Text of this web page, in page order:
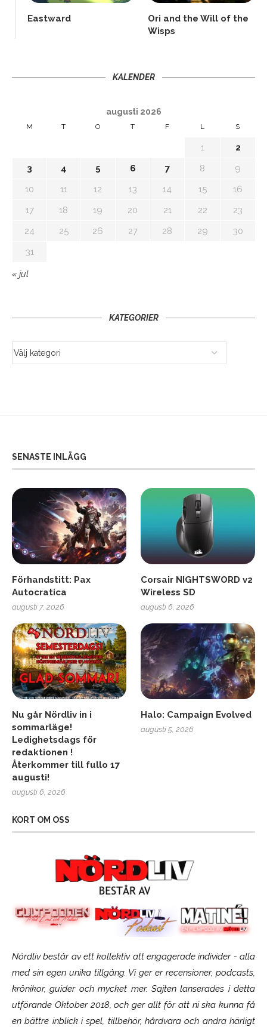
Eastward
Ori and the Will of the
Wisps
KALENDER
augusti 2026
M T O T F L S
1
2
3
4 5 6 7 8
9
10
11 12 13 14 15
16
17
18 19 20 21 22
23
24
25 26 27 28 29
30
31
« jul
KATEGORIER
SENASTE INLÄGG
Förhandstitt: Pax
Autocratica
augusti 7, 2026
Corsair NIGHTSWORD v2
Wireless SD
augusti 6, 2026
Nu går Nördliv in i
sommarläge!
Ledighetsdags för
redaktionen !
Återkommer till fullo 17
augusti!
augusti 6, 2026
Halo: Campaign Evolved
augusti 5, 2026
KORT OM OSS
Nördliv består av ett kollektiv att engagerade individer - alla
med sin egen unika tillgång. Vi ger er recensioner, podcasts,
krönikor, guider och mycket mer. Sajten lanserades i detta
utförande Oktober 2018, och ger allt för att ni ska kunna få
en bättre inblick i spel, tillbehör, hårdvara och andra härligt